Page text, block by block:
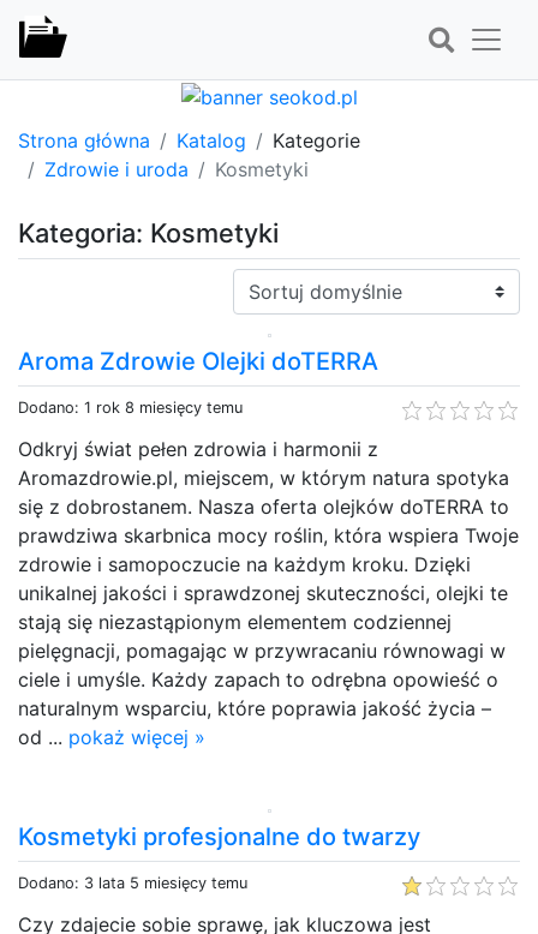
Strona główna Katalog
Kategorie
Zdrowie i uroda
Kosmetyki
Kategoria: Kosmetyki
Sortuj:
Aroma Zdrowie Olejki doTERRA
Dodano: 1 rok 8 miesięcy temu
Odkryj świat pełen zdrowia i harmonii z
Aromazdrowie.pl, miejscem, w którym natura spotyka
się z dobrostanem. Nasza oferta olejków doTERRA to
prawdziwa skarbnica mocy roślin, która wspiera Twoje
zdrowie i samopoczucie na każdym kroku. Dzięki
unikalnej jakości i sprawdzonej skuteczności, olejki te
stają się niezastąpionym elementem codziennej
pielęgnacji, pomagając w przywracaniu równowagi w
ciele i umyśle. Każdy zapach to odrębna opowieść o
naturalnym wsparciu, które poprawia jakość życia –
od ... pokaż więcej »
Kosmetyki profesjonalne do twarzy
Dodano: 3 lata 5 miesięcy temu
Czy zdajecie sobie sprawę, jak kluczowa jest